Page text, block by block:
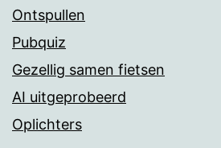
Ontspullen
Pubquiz
Gezellig samen fietsen
AI uitgeprobeerd
Oplichters